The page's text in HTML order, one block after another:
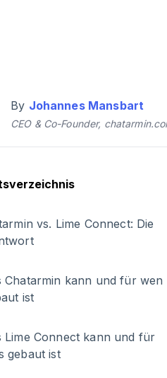
By Johannes Mansbart
CEO & Co-Founder,
vs. Lime Connect: Die
Chatarmin kann und für wen
ist
Lime Connect kann und für
gebaut ist